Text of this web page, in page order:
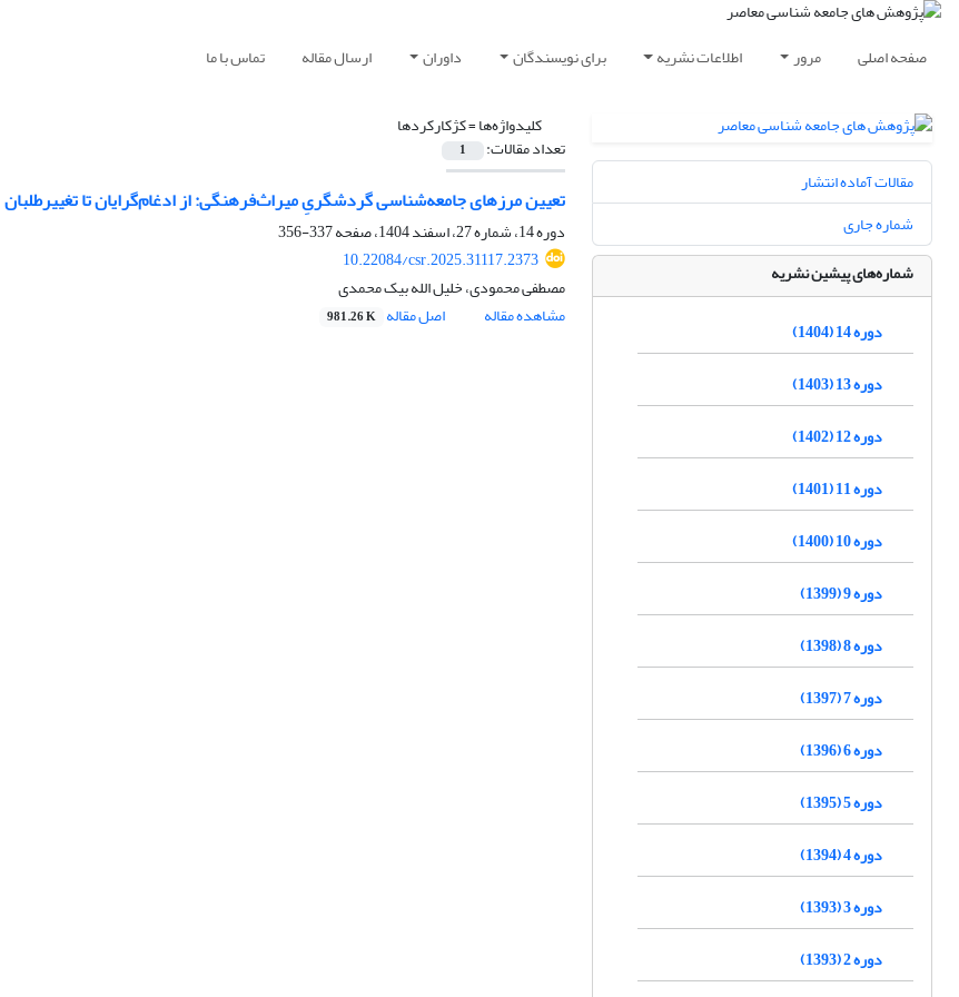
صفحه اصلی مرور اطلاعات نشریه برای نویسندگان داوران ارسال مقاله تماس با ما
کلیدواژه‌ها =کژکارکردها
تعداد مقالات: 1
تعیین مرزهای جامعه‌شناسی گردشگریِ میراث‌‌فرهنگی: از ادغام‌گرایان تا تغییرطلبان
دوره 14، شماره 27، اسفند 1404، صفحه
337-356
10.22084/csr.2025.31117.2373
مصطفی محمودی، خلیل الله بیک محمدی
مشاهده مقاله
اصل مقاله 981.26 K
مقالات آماده انتشار
شماره جاری
شماره‌های پیشین نشریه
دوره 14 (1404)
دوره 13 (1403)
دوره 12 (1402)
دوره 11 (1401)
دوره 10 (1400)
دوره 9 (1399)
دوره 8 (1398)
دوره 7 (1397)
دوره 6 (1396)
دوره 5 (1395)
دوره 4 (1394)
دوره 3 (1393)
دوره 2 (1393)